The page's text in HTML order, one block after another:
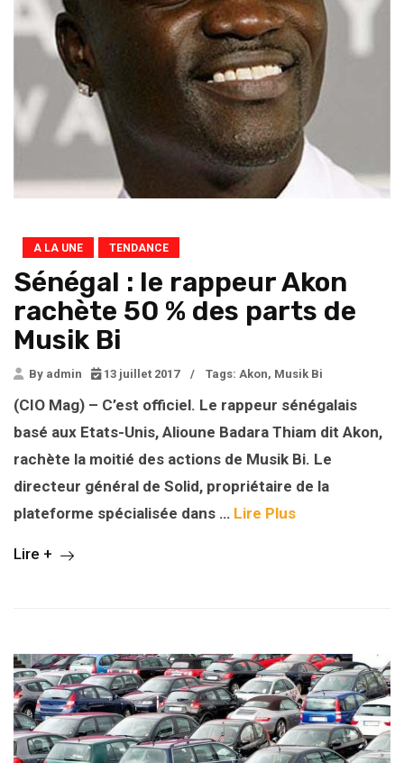
A LA UNE TENDANCE
Sénégal : le rappeur Akon
rachète 50 % des parts de
Musik Bi
By admin 13 juillet 2017 / Tags: Akon, Musik Bi
(CIO Mag) – C’est officiel. Le rappeur sénégalais
basé aux Etats-Unis, Alioune Badara Thiam dit Akon,
rachète la moitié des actions de Musik Bi. Le
directeur général de Solid, propriétaire de la
plateforme spécialisée dans … Lire Plus
Lire +